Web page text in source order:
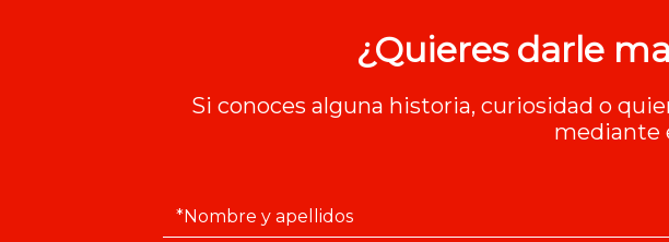
¿Quieres darle
Si conoces alguna historia, curiosidad o
mediante